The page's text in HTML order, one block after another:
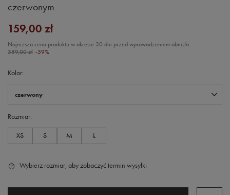
czerwonym
Kolor
czerwony
Rozmiar
XS S M L
159,00 zł
Najniższa cena produktu w okresie 30 dni przed wprowadzeniem obniżki:
389,00 zł -59%
Wybierz rozmiar, aby zobaczyć termin wysyłki